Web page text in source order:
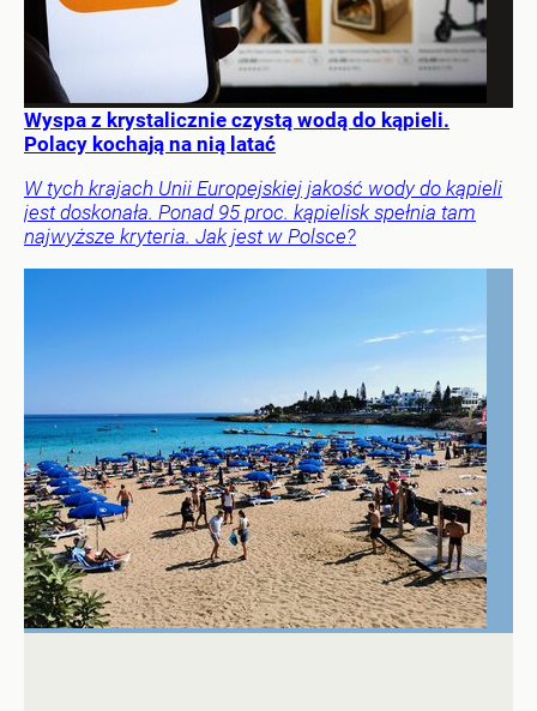
Wyspa z krystalicznie czystą wodą do kąpieli.
Polacy kochają na nią latać
W tych krajach Unii Europejskiej jakość wody do kąpieli
jest doskonała. Ponad 95 proc. kąpielisk spełnia tam
najwyższe kryteria. Jak jest w Polsce?